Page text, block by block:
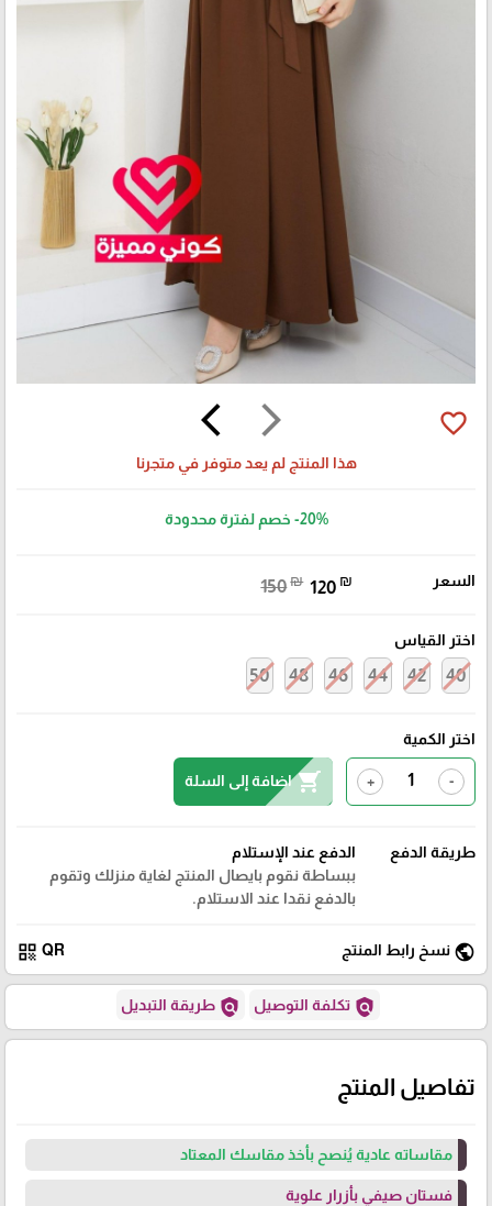
arrow_forward_ios
arrow_back_ios favorite_border
هذا المنتج لم يعد متوفر في متجرنا
-20% خصم لفترة محدودة
السعر 150₪ 120 ₪
اختر القياس
40
42
44
46
48
50
اختر الكمية
-
+
shopping_cartاضافة إلى السلة
طريقة الدفع
الدفع عند الإستلام
ببساطة نقوم بايصال المنتج لغاية منزلك وتقوم
بالدفع نقدا عند الاستلام.
public نسخ رابط المنتج QR
qr_code
policy تكلفة التوصيل policy طريقة التبديل
تفاصيل المنتج
مقاساته عادية يُنصح بأخذ مقاسك المعتاد
فستان صيفي بأزرار علوية